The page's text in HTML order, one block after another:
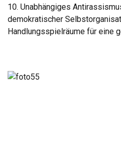
10. Unabhängiges
demokratischer
Handlungsspielräume für eine